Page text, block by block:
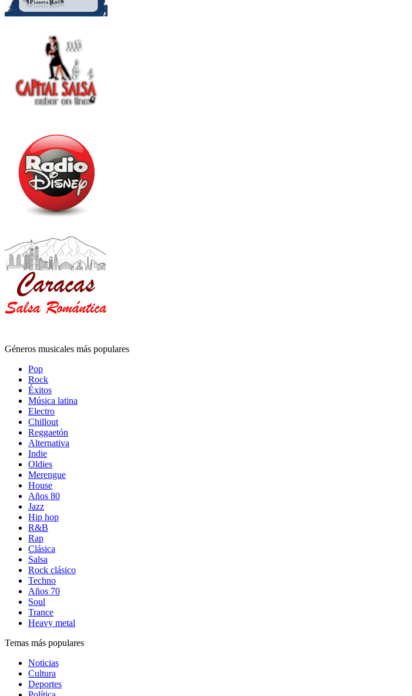
Géneros musicales más populares
Pop
Rock
Éxitos
Música latina
Electro
Chillout
Reggaetón
Alternativa
Indie
Oldies
Merengue
House
Años 80
Jazz
Hip hop
R&B
Rap
Clásica
Salsa
Rock clásico
Techno
Años 70
Soul
Trance
Heavy metal
Temas más populares
Noticias
Cultura
Deportes